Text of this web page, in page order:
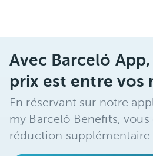
Avec Barceló
prix est entre vos
En réservant sur notre
my Barceló Benefits,
réduction supplémentaire.